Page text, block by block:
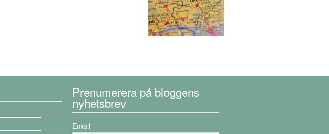
Prenumerera på bloggens
nyhetsbrev
Email